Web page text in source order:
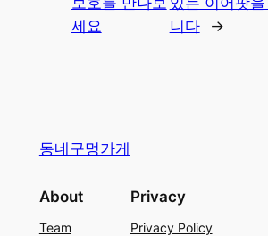
세요
니다
→
동네구멍가게
About
Team
Privacy
Privacy Policy